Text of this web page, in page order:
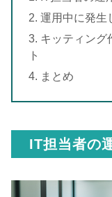
2. 運用中に発生
3. キッティング
ト
4. まとめ
IT担当者の